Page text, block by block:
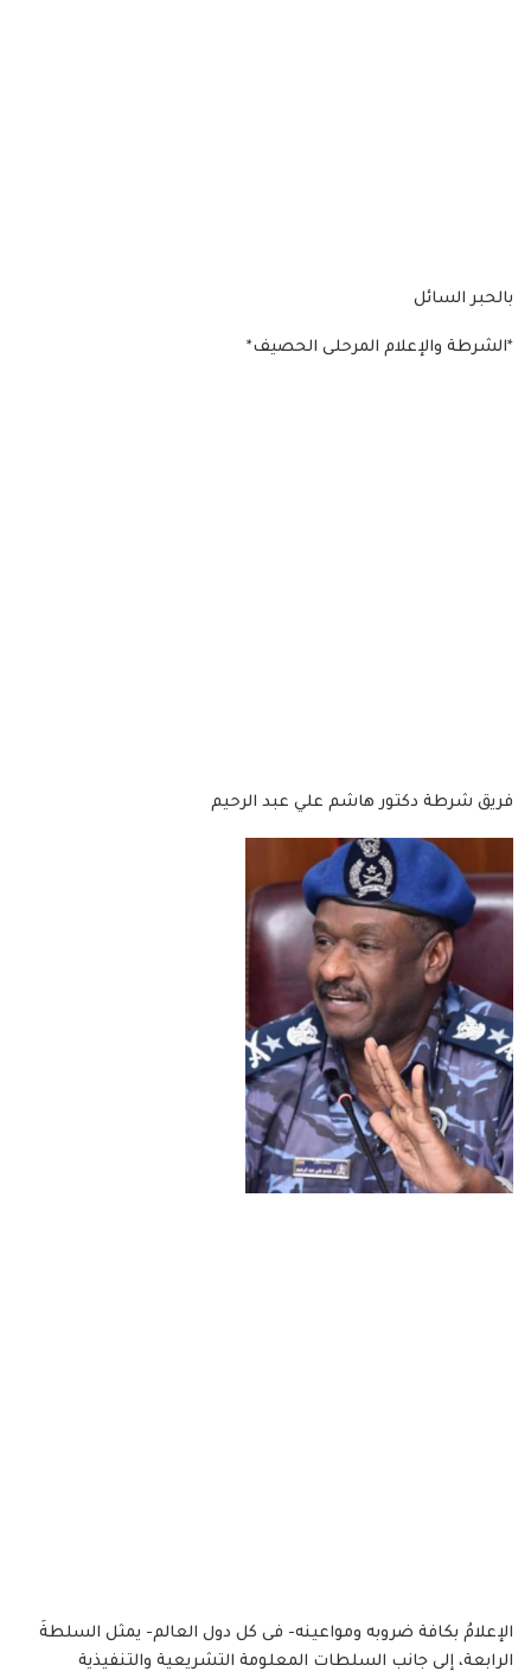
بالحبر السائل
*الشرطة والإعلام المرحلى الحصيف*
فريق شرطة دكتور هاشم علي عبد الرحيم
الإعلامُ بكافة ضروبه ومواعينه- فى كل دول العالم- يمثل السلطةَ
الرابعة، إلى جانب السلطات المعلومة التشريعية والتنفيذية